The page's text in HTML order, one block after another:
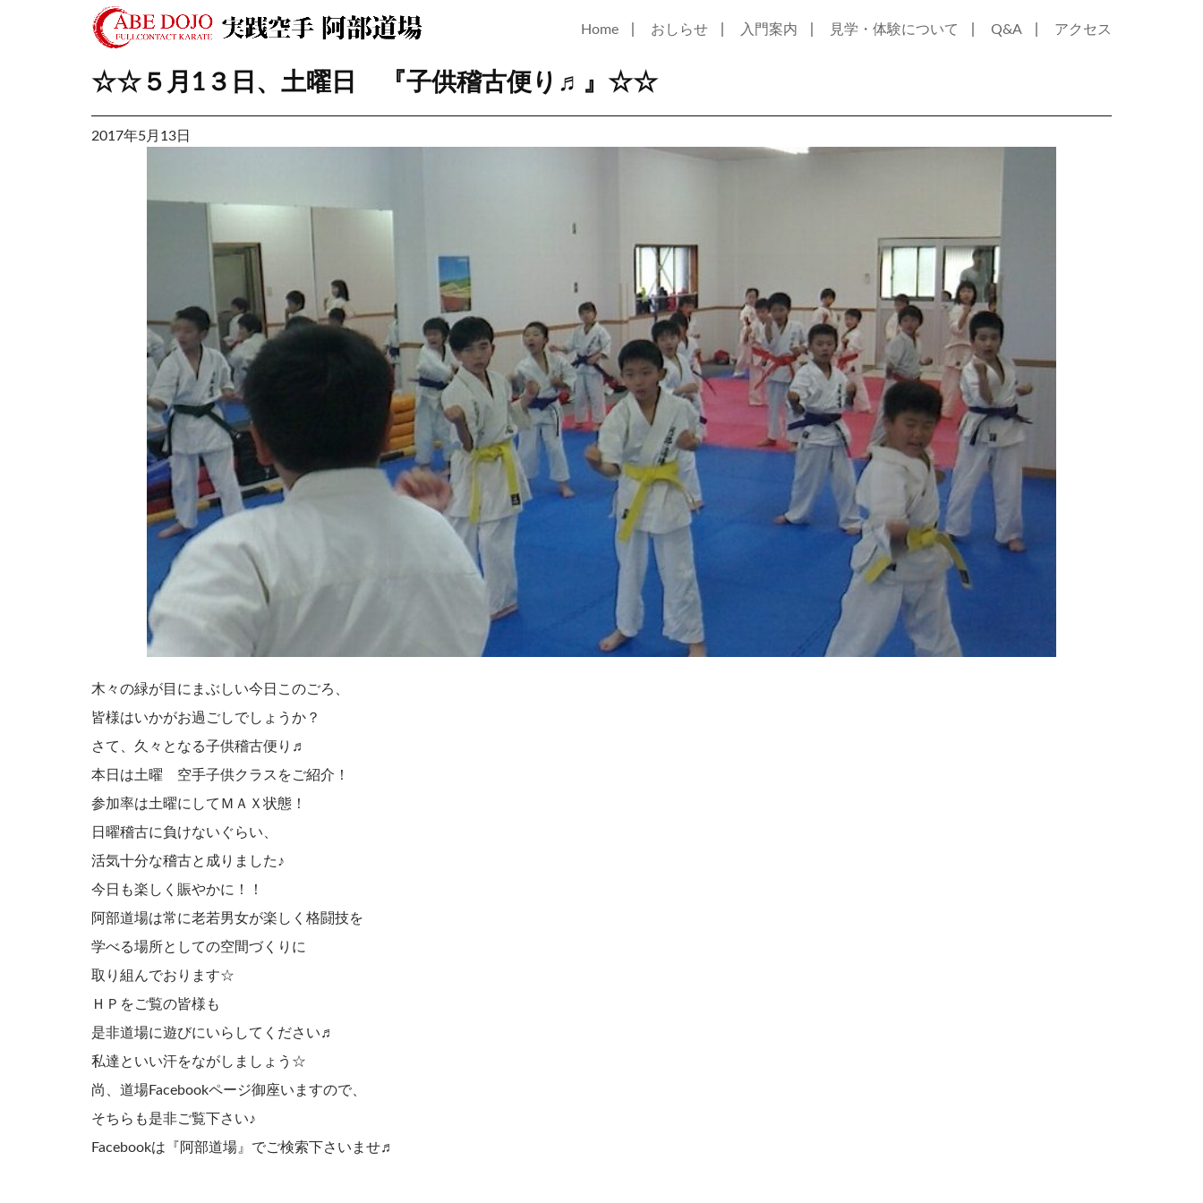
Home おしらせ 入門案内 見学・体験について Q&A アクセス
☆☆５月1３日、土曜日 『子供稽古便り♬』☆☆
2017年5月13日
木々の緑が目にまぶしい今日このごろ、
皆様はいかがお過ごしでしょうか？
さて、久々となる子供稽古便り♬
本日は土曜 空手子供クラスをご紹介！
参加率は土曜にしてＭＡＸ状態！
日曜稽古に負けないぐらい、
活気十分な稽古と成りました♪
今日も楽しく賑やかに！！
阿部道場は常に老若男女が楽しく格闘技を
学べる場所としての空間づくりに
取り組んでおります☆
ＨＰをご覧の皆様も
是非道場に遊びにいらしてください♬
私達といい汗をながしましょう☆
尚、道場Facebookページ御座いますので、
そちらも是非ご覧下さい♪
Facebookは『阿部道場』でご検索下さいませ♬